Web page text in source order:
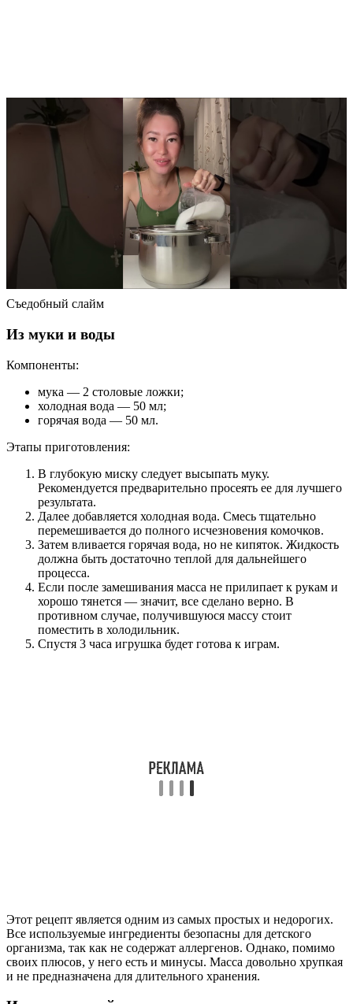
Съедобный слайм
Из муки и воды
Компоненты:
мука — 2 столовые ложки;
холодная вода — 50 мл;
горячая вода — 50 мл.
Этапы приготовления:
В глубокую миску следует высыпать муку.
Рекомендуется предварительно просеять ее для лучшего
результата.
Далее добавляется холодная вода. Смесь тщательно
перемешивается до полного исчезновения комочков.
Затем вливается горячая вода, но не кипяток. Жидкость
должна быть достаточно теплой для дальнейшего
процесса.
Если после замешивания масса не прилипает к рукам и
хорошо тянется — значит, все сделано верно. В
противном случае, получившуюся массу стоит
поместить в холодильник.
Спустя 3 часа игрушка будет готова к играм.
Этот рецепт является одним из самых простых и недорогих.
Все используемые ингредиенты безопасны для детского
организма, так как не содержат аллергенов. Однако, помимо
своих плюсов, у него есть и минусы. Масса довольно хрупкая
и не предназначена для длительного хранения.